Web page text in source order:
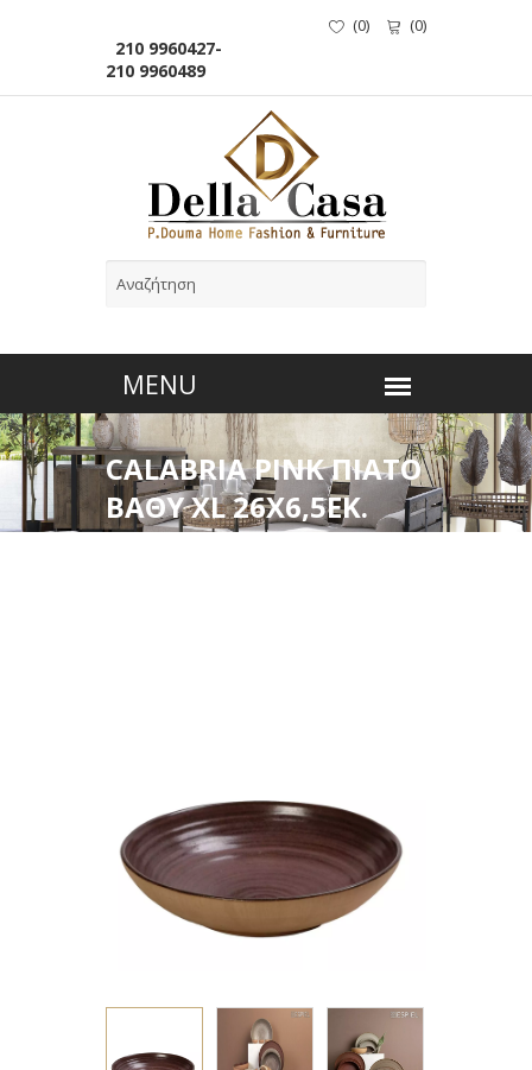
210 9960427-
210 9960489
(0) (0)
CALABRIA PINK ΠΙΑΤΟ
ΒΑΘΥ XL 26Χ6,5ΕΚ.